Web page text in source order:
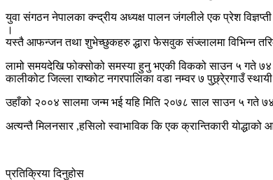
युवा संगठन नेपालका क्न्द्रीय अध्यक्ष पालन जंगलीले एक प्रेश
।
यस्तै आफन्जन तथा शुभेच्छुकहरु द्धारा फेसवुक संज्लालमा विभिन्न
लामो समयदेखि फोक्सोको समस्या हुनु भएकी विकको साउन ५ गते ७४
कालीकोट जिल्ला राष्कोट नगरपालिका वडा नम्वर ७ पुछ्र्रे्रगाउँ
उहाँको २००४ सालमा जन्म भई यहि मिति २०७८ साल साउन ५ गते
अत्यन्तै मिलनसार ,हसिलो स्वाभाविक कि एक क्रान्तिकारी
प्रतिक्रिया दिनुहोस